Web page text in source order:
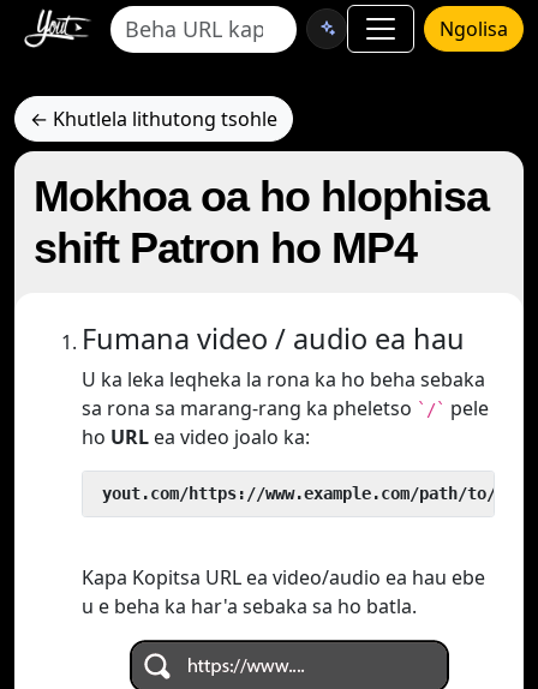
Ngolisa
← Khutlela lithutong tsohle
Mokhoa oa ho hlophisa
shift Patron ho MP4
Fumana video / audio ea hau
U ka leka leqheka la rona ka ho beha sebaka
sa rona sa marang-rang ka pheletso `/` pele
ho URL ea video joalo ka:
yout.com/https://www.example.com/path/to/
Kapa Kopitsa URL ea video/audio ea hau ebe
u e beha ka har'a sebaka sa ho batla.